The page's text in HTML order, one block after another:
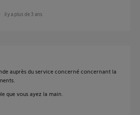
il y a plus de 3 ans
auprès du service concerné concernant la
que vous ayez la main.